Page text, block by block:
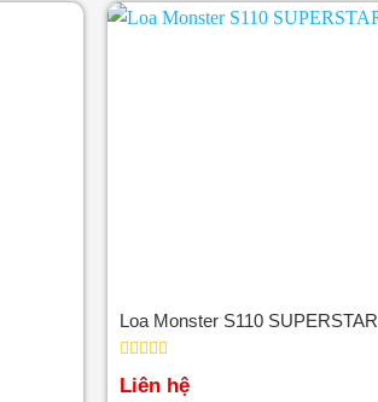
Loa Monster S110 SUPERSTAR
Được
xếp
Liên hệ